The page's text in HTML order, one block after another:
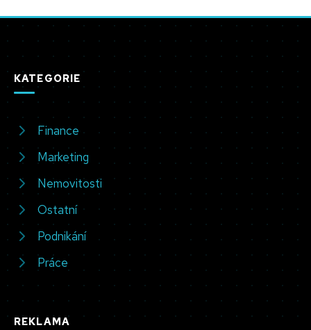
KATEGORIE
Finance
Marketing
Nemovitosti
Ostatní
Podnikání
Práce
REKLAMA